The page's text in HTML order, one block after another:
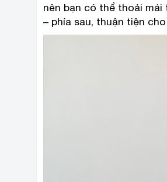
nên bạn có thể thoải
– phía sau, thuận tiện